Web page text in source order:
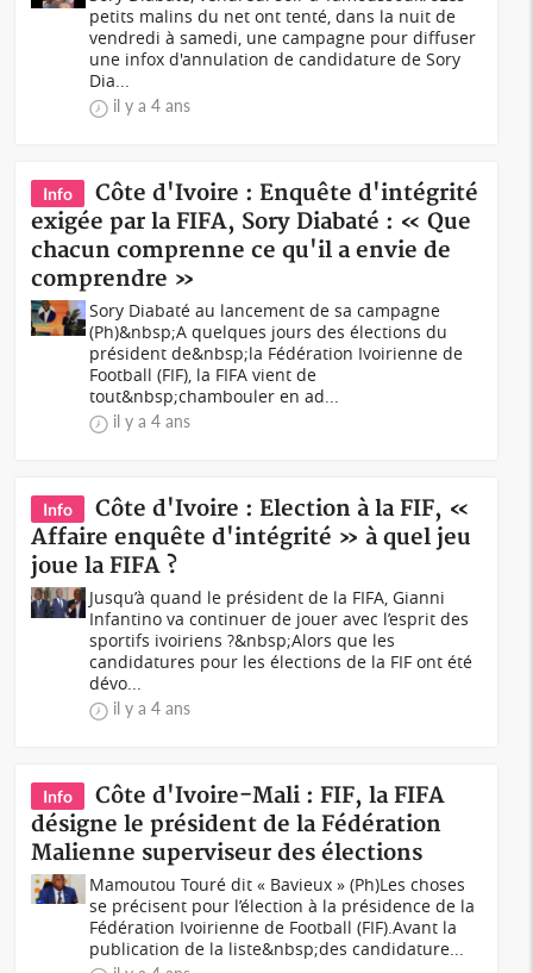
petits malins du net ont tenté, dans la nuit de
vendredi à samedi, une campagne pour diffuser
une infox d'annulation de candidature de Sory
Dia...
il y a 4 ans
Info
Côte d'Ivoire : Enquête d'intégrité
exigée par la FIFA, Sory Diabaté : « Que
chacun comprenne ce qu'il a envie de
comprendre »
Sory Diabaté au lancement de sa campagne
(Ph)&nbsp;A quelques jours des élections du
président de&nbsp;la Fédération Ivoirienne de
Football (FIF), la FIFA vient de
tout&nbsp;chambouler en ad...
il y a 4 ans
Info
Côte d'Ivoire : Election à la FIF, «
Affaire enquête d'intégrité » à quel jeu
joue la FIFA ?
Jusqu’à quand le président de la FIFA, Gianni
Infantino va continuer de jouer avec l’esprit des
sportifs ivoiriens ?&nbsp;Alors que les
candidatures pour les élections de la FIF ont été
dévo...
il y a 4 ans
Info
Côte d'Ivoire-Mali : FIF, la FIFA
désigne le président de la Fédération
Malienne superviseur des élections
Mamoutou Touré dit « Bavieux » (Ph)Les choses
se précisent pour l’élection à la présidence de la
Fédération Ivoirienne de Football (FIF).Avant la
publication de la liste&nbsp;des candidature...